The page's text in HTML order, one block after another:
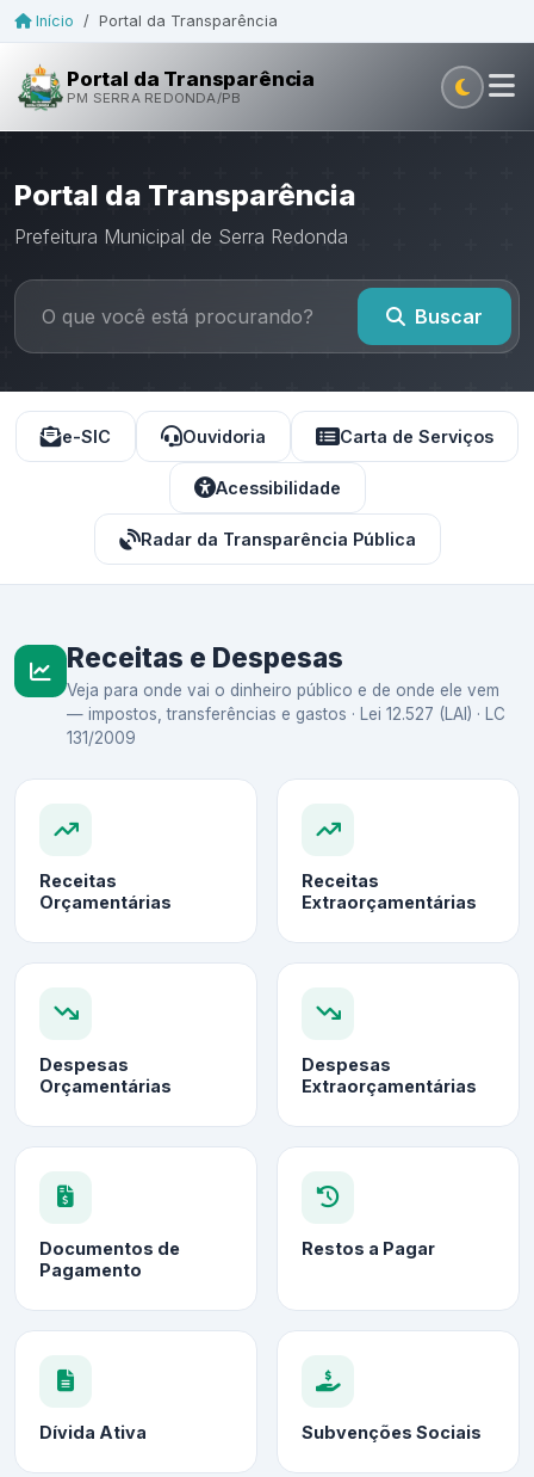
Início / Portal da Transparência
Portal da Transparência
PM SERRA REDONDA/PB
Portal da Transparência
Prefeitura Municipal de Serra Redonda
Buscar
e-SIC Ouvidoria Carta de Serviços
Acessibilidade
Radar da Transparência Pública
Receitas e Despesas
Veja para onde vai o dinheiro público e de onde ele vem
— impostos, transferências e gastos · Lei 12.527 (LAI) · LC
131/2009
Receitas
Orçamentárias
Receitas
Extraorçamentárias
Despesas
Orçamentárias
Despesas
Extraorçamentárias
Documentos de
Pagamento
Restos a Pagar
Dívida Ativa Subvenções Sociais